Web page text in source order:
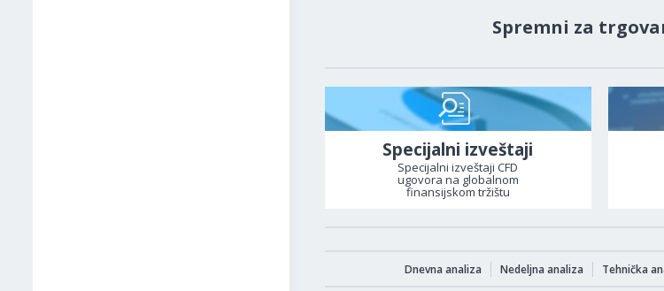
Spremni za
Specijalni izveštaji
Specijalni izveštaji CFD
ugovora na globalnom
finansijskom tržištu
Dnevna analiza Nedeljna analiza Tehnička